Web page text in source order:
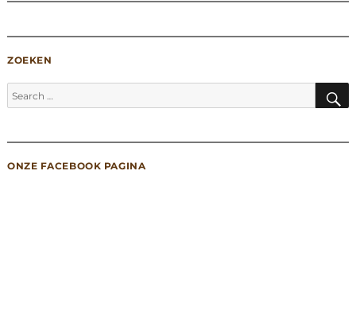
ZOEKEN
for:
ONZE FACEBOOK PAGINA